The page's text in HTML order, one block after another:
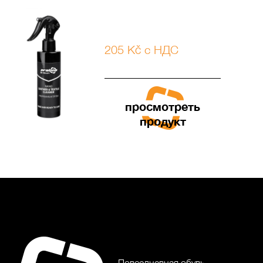
205 Kč с НДС
просмотреть
продукт